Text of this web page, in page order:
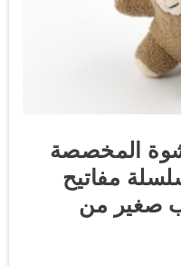
المخصصة
مفاتيح
صغير من